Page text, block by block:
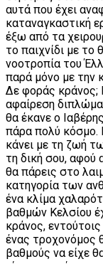
αυτά που έχει
καταναγκαστική
έξω από τα
το παιχνίδι με
νοοτροπία του
παρά μόνο με την
Δε φοράς κράνος;
αφαίρεση
θα έκανε ο
πάρα πολύ κόσμο.
κάνει με τη ζωή
τη δική σου,
θα πάρεις στο
κατηγορία των
ένα κλίμα
βαθμών Κελσίου
κράνος,
ένας τροχονόμος
βαθμούς να είχε